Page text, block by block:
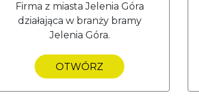
Firma z miasta Jelenia Góra
działająca w branży bramy
Jelenia Góra.
OTWÓRZ